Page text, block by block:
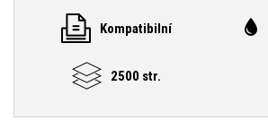
Kompatibilní
2500 str.